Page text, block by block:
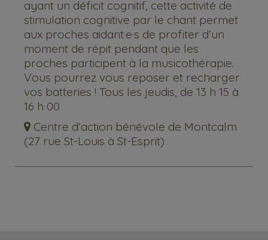
ayant un déficit cognitif, cette activité de
stimulation cognitive par le chant permet
aux proches aidant·e·s de profiter d’un
moment de répit pendant que les
proches participent à la musicothérapie.
Vous pourrez vous reposer et recharger
vos batteries ! Tous les jeudis, de 13 h 15 à
16 h 00
Centre d’action bénévole de Montcalm
(27 rue St-Louis à St-Esprit)